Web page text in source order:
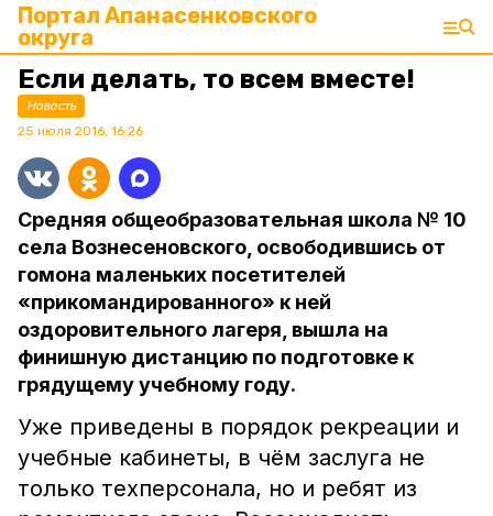
Портал Апанасенковского
округа
Если делать, то всем вместе!
Новость
25 июля 2016, 16:26
Средняя общеобразовательная школа № 10
села Вознесеновского, освободившись от
гомона маленьких посетителей
«прикомандированного» к ней
оздоровительного лагеря, вышла на
финишную дистанцию по подготовке к
грядущему учебному году.
Уже приведены в порядок рекреации и
учебные кабинеты, в чём заслуга не
только техперсонала, но и ребят из